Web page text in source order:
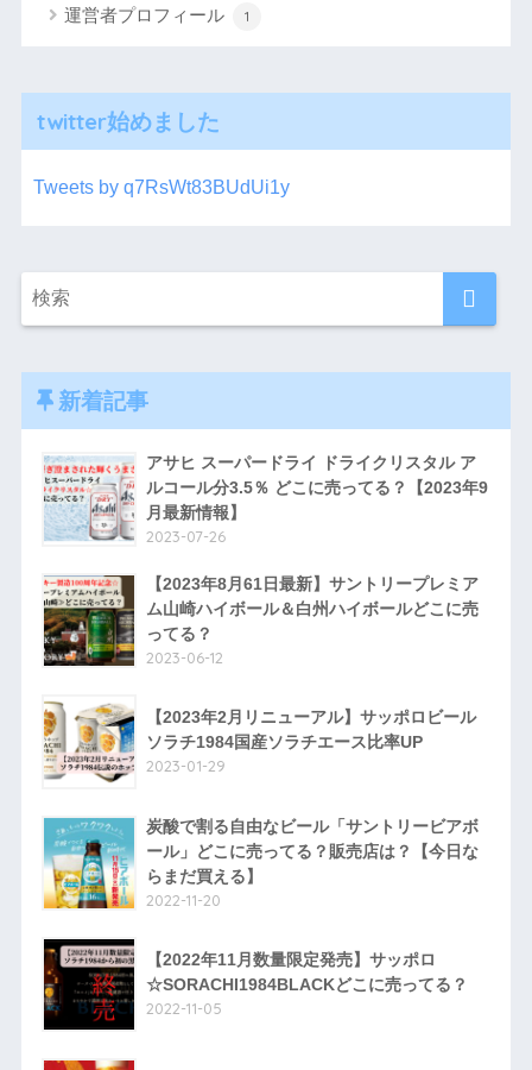
運営者プロフィール 1
twitter始めました
Tweets by q7RsWt83BUdUi1y
新着記事
アサヒ スーパードライ ドライクリスタル ア
ルコール分3.5％ どこに売ってる？【2023年9
月最新情報】
2023-07-26
【2023年8月61日最新】サントリープレミア
ム山崎ハイボール＆白州ハイボールどこに売
ってる？
2023-06-12
【2023年2月リニューアル】サッポロビール
ソラチ1984国産ソラチエース比率UP
2023-01-29
炭酸で割る自由なビール「サントリービアボ
ール」どこに売ってる？販売店は？【今日な
らまだ買える】
2022-11-20
【2022年11月数量限定発売】サッポロ
☆SORACHI1984BLACKどこに売ってる？
2022-11-05